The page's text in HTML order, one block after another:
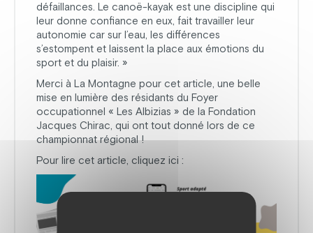
défaillances. Le canoë-kayak est une discipline qui
leur donne confiance en eux, fait travailler leur
autonomie car sur l’eau, les différences
s’estompent et laissent la place aux émotions du
sport et du plaisir. »
Merci à La Montagne pour cet article, une belle
mise en lumière des résidants du Foyer
occupationnel « Les Albizias » de la Fondation
Jacques Chirac, qui ont tout donné lors de ce
championnat régional !
Pour lire cet article, cliquez ici :